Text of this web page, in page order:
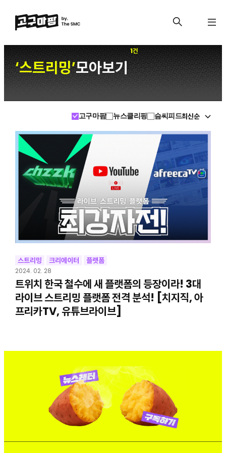
‘스트리밍’모아보기
1건
고구마팜 뉴스클리핑 슴씨피드최신순
스트리밍 크리에이터 플랫폼
2024. 02. 28
트위치 한국 철수에 새 플랫폼의 등장이라! 3대
라이브 스트리밍 플랫폼 전격 분석! [치지직, 아
프리카TV, 유튜브라이브]